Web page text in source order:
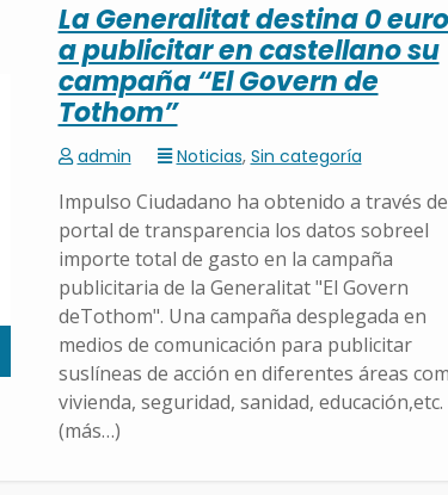
La Generalitat destina 0
a publicitar en castellano su
campaña “El Govern de
Tothom”
admin Noticias, Sin categoría
Impulso Ciudadano ha obtenido a través
portal de transparencia los datos sobreel
importe total de gasto en la campaña
publicitaria de la Generalitat "El Govern
deTothom". Una campaña desplegada en
medios de comunicación para publicitar
suslíneas de acción en diferentes áreas
vivienda, seguridad, sanidad, educación,etc.
(más…)